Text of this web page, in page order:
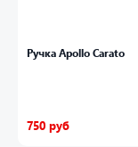
Ручка Apollo Carato
750 руб